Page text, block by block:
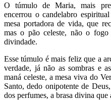
O túmulo de Maria, mais
encerrou o candelabro
mesa portadora de vida, que
mas o pão celeste, não o
divindade.
Esse túmulo é mais feliz que a
verdade, já não as sombras e
maná celeste, a mesa viva do
Santo, dedo onipotente de
dos perfumes, a brasa divina